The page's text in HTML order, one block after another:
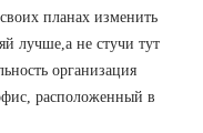
планах изменить
лучше,а не стучи тут
организация
расположенный в